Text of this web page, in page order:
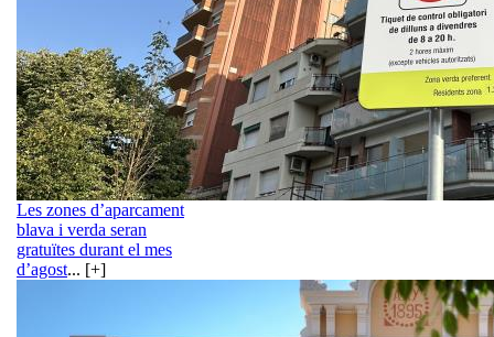
Les zones d’aparcament
blava i verda seran
gratuïtes durant el mes
d’agost... [+]